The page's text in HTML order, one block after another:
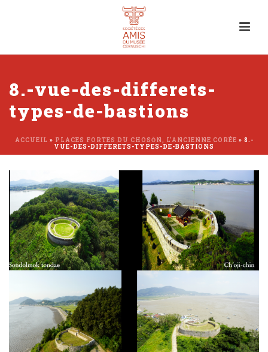
8.-vue-des-differets-
types-de-bastions
ACCUEIL » PLACES FORTES DU CHOSŎN, L’ANCIENNE CORÉE » 8.-
VUE-DES-DIFFERETS-TYPES-DE-BASTIONS